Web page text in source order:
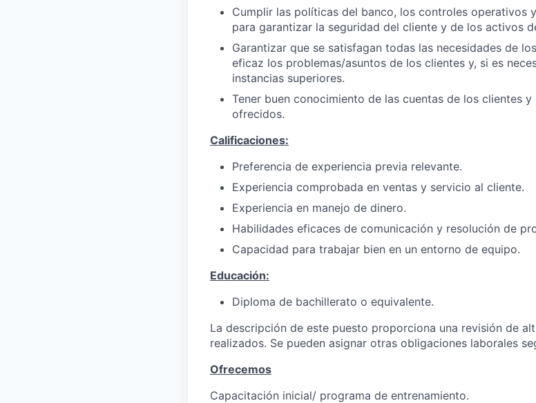
Cumplir las políticas del banco, los controles operativos
para garantizar la seguridad del cliente y de los activos
Garantizar que se satisfagan todas las necesidades de
eficaz los problemas/asuntos de los clientes y, si es
instancias superiores.
Tener buen conocimiento de las cuentas de los clientes
ofrecidos.
Calificaciones:
Preferencia de experiencia previa relevante.
Experiencia comprobada en ventas y servicio al cliente.
Experiencia en manejo de dinero.
Habilidades eficaces de comunicación y resolución de
Capacidad para trabajar bien en un entorno de equipo.
Educación:
Diploma de bachillerato o equivalente.
La descripción de este puesto proporciona una revisión de
realizados. Se pueden asignar otras obligaciones laborales
Ofrecemos
Capacitación inicial/ programa de entrenamiento.